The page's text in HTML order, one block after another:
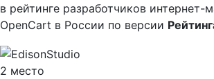
в рейтинге разработчиков интернет-
OpenCart в России по версии
2 место